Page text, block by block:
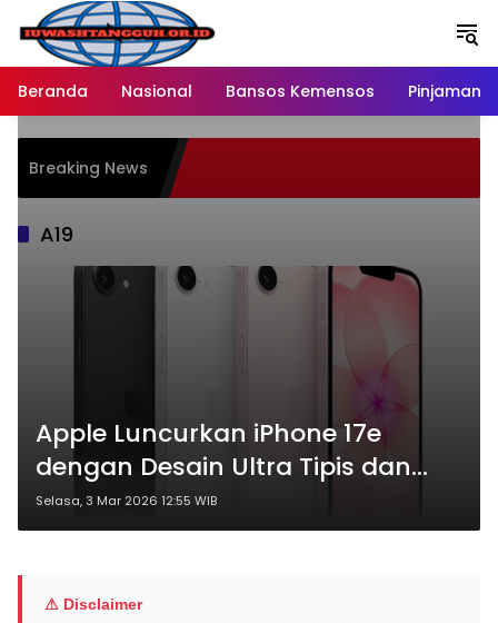
Langsung
konten
Beranda
Nasional Bansos Kemensos Pinjaman
Breaking News
A19
Apple Luncurkan iPhone 17e
dengan Desain Ultra Tipis dan
Harga Lebih Terjangkau untuk
Pasar Global
Selasa, 3 Mar 2026 12:55 WIB
⚠ Disclaimer